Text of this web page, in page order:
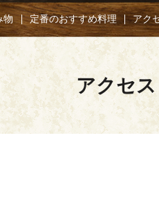
物 定番のおすすめ料理 アク
アクセス